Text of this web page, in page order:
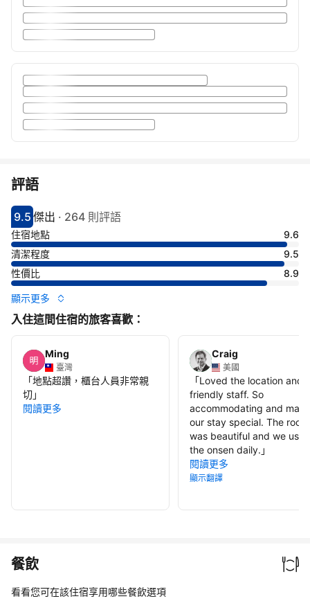
評語
分數9.5分
9.5
評比傑出
傑出 · 264 則評語
住宿地點
9.6
清潔程度
9.5
性價比
8.9
顯示更多
入住這間住宿的旅客喜歡：
Ming
臺灣
「地點超讚，櫃台人員非常親
切」
閱讀更多
Craig
美國
「Loved the location and
friendly staff. So
accommodating and
our stay special. The room
was beautiful and we used
the onsen daily. 」
閱讀更多
顯示翻譯
餐飲
看看您可在該住宿享用哪些餐飲選項